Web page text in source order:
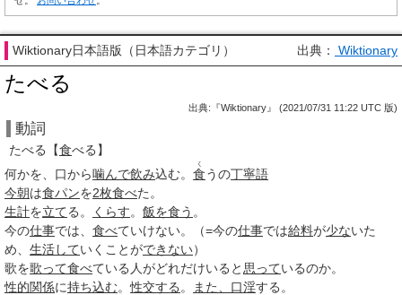
Wiktionary日本語版（日本語カテゴリ） 出典： Wiktionary
たべる
出典:『Wiktionary』 (2021/07/31 11:22 UTC 版)
動詞
たべる 【食べる】
何かを、口から噛んで飲み込む。 食
く
うの丁寧語
今朝は食パンを2枚食べた。
生計を立てる。 くらす。 飯を食う 。
今の仕事では、 食べていけない。（=今の仕事では給料が少ないた
め、 生活していくことができない）
歌を歌って食べている人がどれだけいると 思っているのか。
性的関係に持ち込む。性交する 。 また、 口淫する。